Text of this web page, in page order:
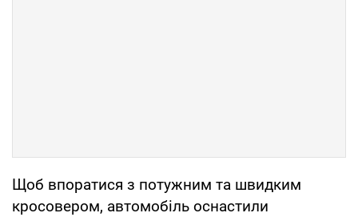
Щоб впоратися з потужним та швидким
кросовером, автомобіль оснастили